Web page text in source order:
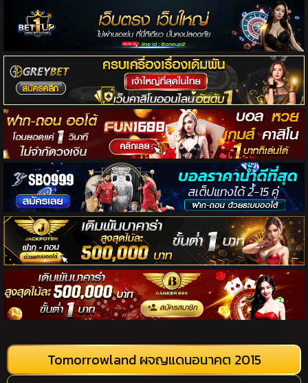
Tomorrowland ผจญแดนอนาคต 2015